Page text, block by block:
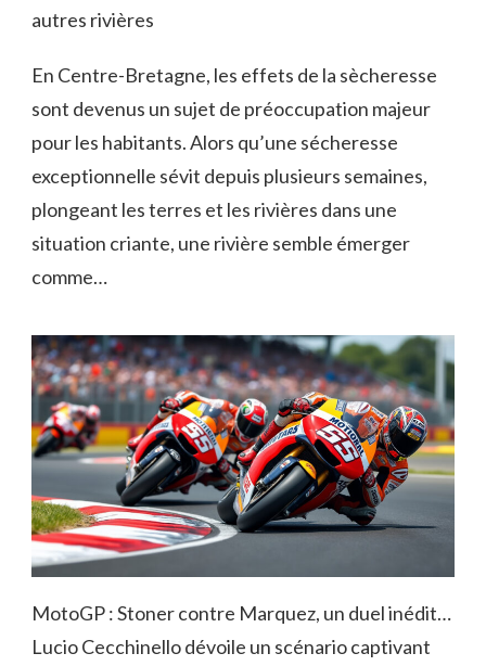
autres rivières
En Centre-Bretagne, les effets de la sècheresse
sont devenus un sujet de préoccupation majeur
pour les habitants. Alors qu’une sécheresse
exceptionnelle sévit depuis plusieurs semaines,
plongeant les terres et les rivières dans une
situation criante, une rivière semble émerger
comme…
MotoGP : Stoner contre Marquez, un duel inédit…
Lucio Cecchinello dévoile un scénario captivant